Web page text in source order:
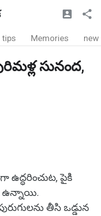
tips Memories new
సునంద,
ఉద్ధరించుట, పైకి
ఉన్నాయి.
తీసి ఒడ్డున